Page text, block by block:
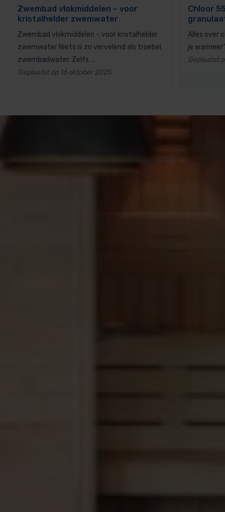
Zwembad vlokmiddelen – voor
kristalhelder zwemwater
Zwembad vlokmiddelen – voor kristalhelder
zwemwater Niets is zo vervelend als troebel
zwembadwater. Zelfs ...
Geplaatst op 16 oktober 2025
Chloor
Alles over
je
Geplaatst